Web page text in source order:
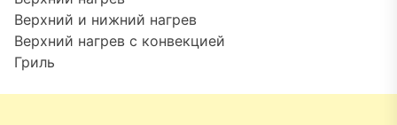
Верхний и нижний нагрев
Верхний нагрев с конвекцией
Гриль